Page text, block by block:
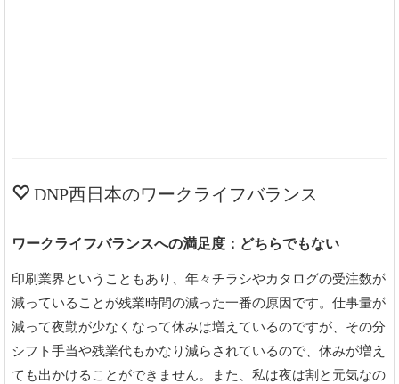
DNP西日本のワークライフバランス
ワークライフバランスへの満足度：どちらでもない
印刷業界ということもあり、年々チラシやカタログの受注数が
減っていることが残業時間の減った一番の原因です。仕事量が
減って夜勤が少なくなって休みは増えているのですが、その分
シフト手当や残業代もかなり減らされているので、休みが増え
ても出かけることができません。また、私は夜は割と元気なの